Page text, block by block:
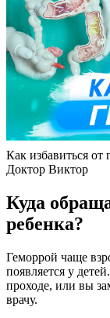
Как избавиться от
Доктор Виктор
Куда
ребенка?
Геморрой чаще
появляется у
проходе, или вы
врачу.